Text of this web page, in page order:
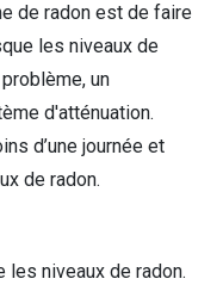
de radon est de faire
les niveaux de
un
d'atténuation.
d’une journée et
de radon.
les niveaux de radon.